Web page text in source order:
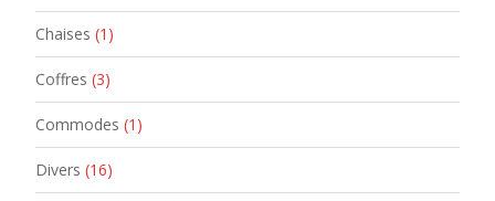
Chaises (1)
Coffres (3)
Commodes (1)
Divers (16)